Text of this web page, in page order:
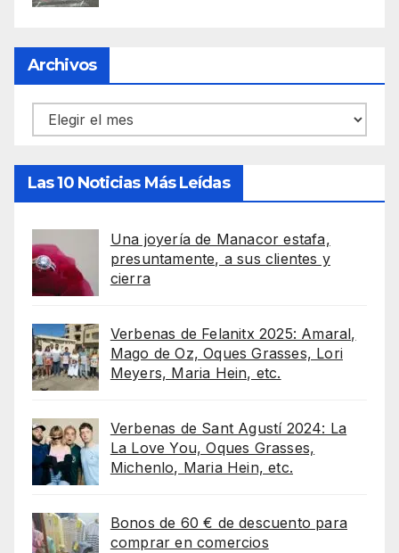
Archivos
Archivos
Las 10 Noticias Más Leídas
Una joyería de Manacor estafa,
presuntamente, a sus clientes y
cierra
Verbenas de Felanitx 2025: Amaral,
Mago de Oz, Oques Grasses, Lori
Meyers, Maria Hein, etc.
Verbenas de Sant Agustí 2024: La
La Love You, Oques Grasses,
Michenlo, Maria Hein, etc.
Bonos de 60 € de descuento para
comprar en comercios